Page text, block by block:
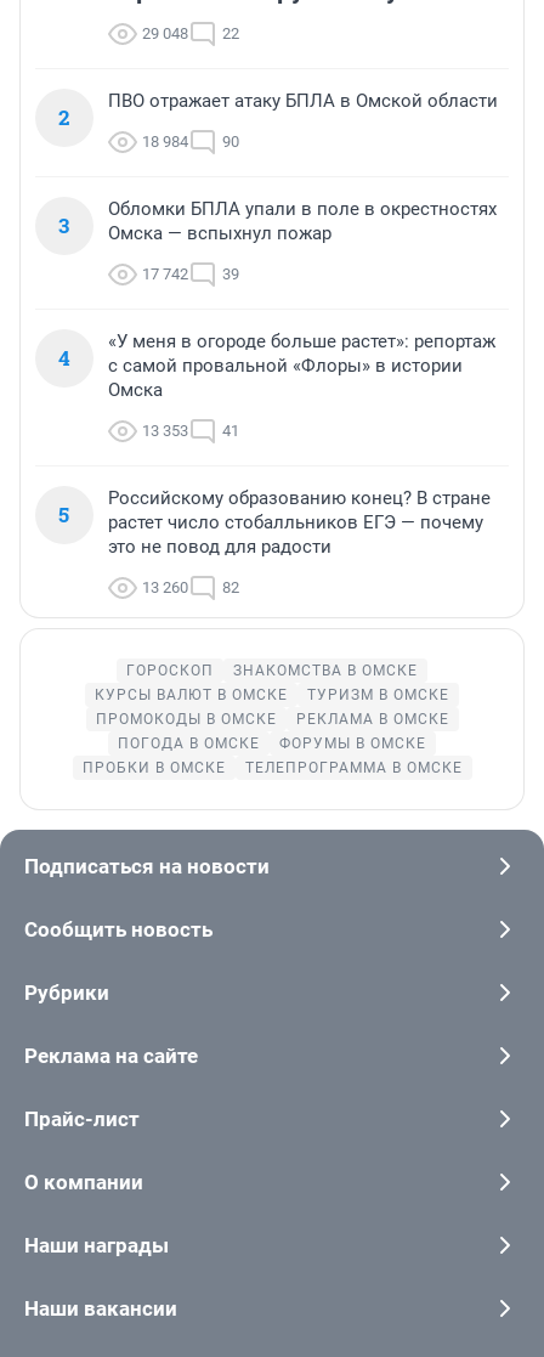
29 048 22
2
ПВО отражает атаку БПЛА в Омской области
18 984 90
3
Обломки БПЛА упали в поле в окрестностях
Омска — вспыхнул пожар
17 742 39
4
«У меня в огороде больше растет»: репортаж
с самой провальной «Флоры» в истории
Омска
13 353 41
5
Российскому образованию конец? В стране
растет число стобалльников ЕГЭ — почему
это не повод для радости
13 260 82
ГОРОСКОП
ЗНАКОМСТВА В ОМСКЕ
КУРСЫ ВАЛЮТ В ОМСКЕ
ТУРИЗМ В ОМСКЕ
ПРОМОКОДЫ В ОМСКЕ
РЕКЛАМА В ОМСКЕ
ПОГОДА В ОМСКЕ
ФОРУМЫ В ОМСКЕ
ПРОБКИ В ОМСКЕ
ТЕЛЕПРОГРАММА В ОМСКЕ
Подписаться на новости
Сообщить новость
Рубрики
Реклама на сайте
Прайс-лист
О компании
Наши награды
Наши вакансии